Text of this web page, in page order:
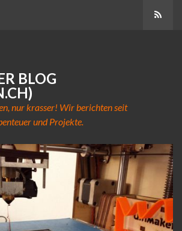
BLOG
nur krasser! Wir berichten seit
und Projekte.